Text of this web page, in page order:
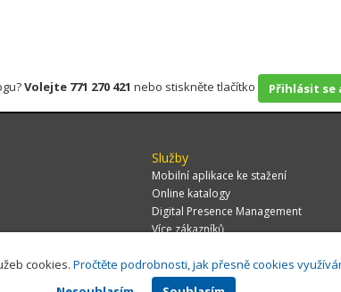
Volejte 771 270 421 nebo stiskněte tlačítko Přihlásit se
Služby
Mobilní aplikace ke stažení
Online katalogy
Digital Presence Management
Více zákazníků
cookies. Pročtěte podrobnosti, jak přesně cookies